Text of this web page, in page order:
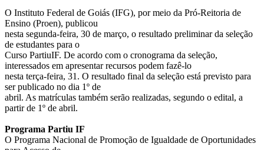
O Instituto Federal de Goiás (IFG), por meio da Pró-Reitoria de
Ensino (Proen), publicou
nesta segunda-feira, 30 de março, o resultado preliminar da seleção
de estudantes para o
Curso PartiuIF. De acordo com o cronograma da seleção,
interessados em apresentar recursos podem fazê-lo
nesta terça-feira, 31. O resultado final da seleção está previsto para
ser publicado no dia 1º de
abril. As matrículas também serão realizadas, segundo o edital, a
partir de 1º de abril.
Programa Partiu IF
O Programa Nacional de Promoção de Igualdade de Oportunidades